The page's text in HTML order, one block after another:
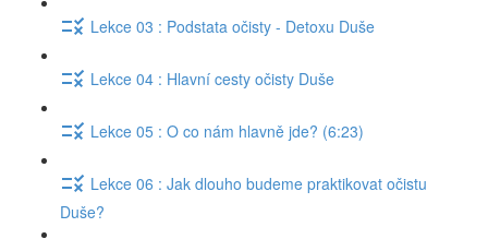
Lekce 03 : Podstata očisty - Detoxu Duše
Lekce 04 : Hlavní cesty očisty Duše
Lekce 05 : O co nám hlavně jde? (6:23)
Lekce 06 : Jak dlouho budeme praktikovat očistu
Duše?